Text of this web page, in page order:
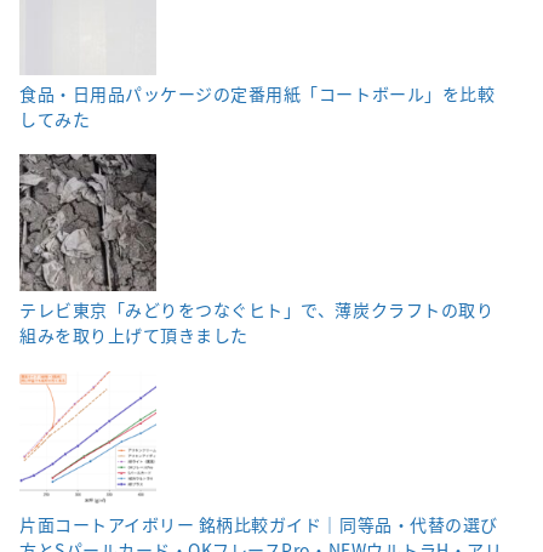
食品・日用品パッケージの定番用紙「コートボール」を比較
してみた
テレビ東京「みどりをつなぐヒト」で、薄炭クラフトの取り
組みを取り上げて頂きました
片面コートアイボリー 銘柄比較ガイド｜同等品・代替の選び